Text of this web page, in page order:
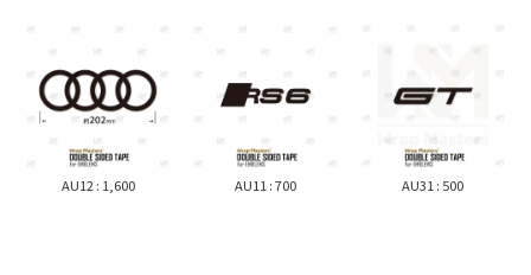
AU12 : 1,600 AU11 : 700 AU31 : 500